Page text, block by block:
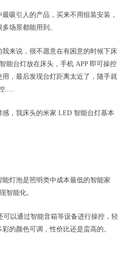
吸引人的产品，买来不用组装安装，
场景都能用到。
来说，很不愿意在有困意的时候下床
能台灯放在床头，手机 APP 即可操控
，最后发现台灯距离太近了，随手就
.....
，我床头的米家 LED 智能台灯基本
灯泡是照明类中成本最低的智能家
智能化。
可以通过智能音箱等设备进行操控，轻
的颜色可调，性价比还是蛮高的。